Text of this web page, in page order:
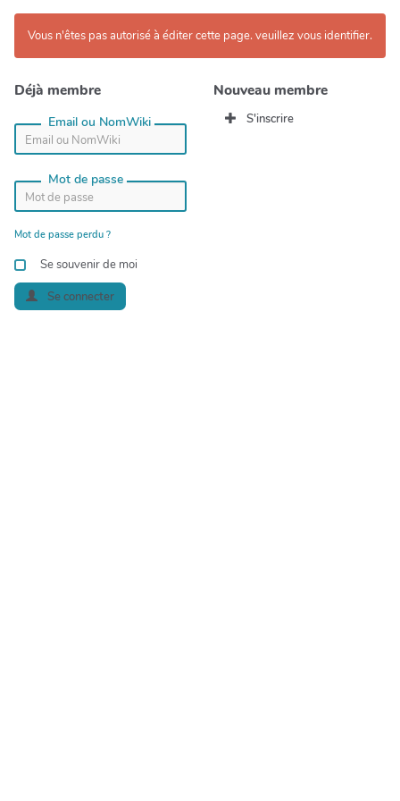
Vous n'êtes pas autorisé à éditer cette page. veuillez vous identifier.
Déjà membre
Email ou NomWiki
Mot de passe
Mot de passe perdu ?
Se souvenir de moi
Se connecter
Nouveau membre
S'inscrire